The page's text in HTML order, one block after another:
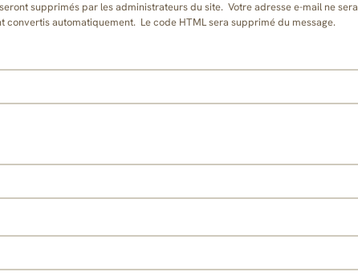
supprimés par les administrateurs du site. Votre adresse e-mail ne sera
convertis automatiquement. Le code HTML sera supprimé du message.